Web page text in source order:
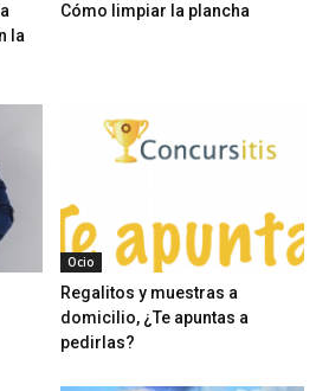
la
Cómo limpiar la plancha
Ocio
Regalitos y muestras a
domicilio, ¿Te apuntas a
pedirlas?